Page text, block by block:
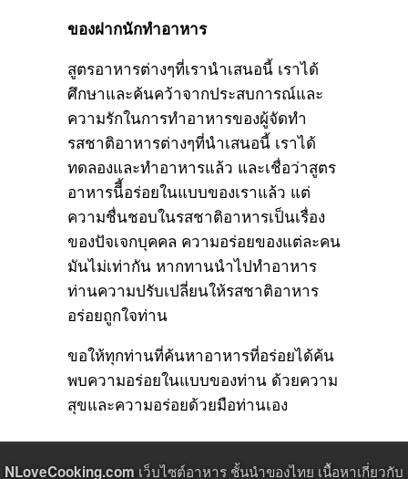
ของฝากนักทำอาหาร
สูตรอาหารต่างๆที่เรานำเสนอนี้ เราได้
ศึกษาและค้นคว้าจากประสบการณ์และ
ความรักในการทำอาหารของผู้จัดทำ
รสชาติอาหารต่างๆที่นำเสนอนี้ เราได้
ทดลองและทำอาหารแล้ว และเชื่อว่าสูตร
อาหารนีี้อร่อยในแบบของเราแล้ว แต่
ความชื่นชอบในรสชาติอาหารเป็นเรื่อง
ของปัจเจกบุคคล ความอร่อยของแต่ละคน
มันไม่เท่ากัน หากทานนำไปทำอาหาร
ท่านความปรับเปลี่ยนให้รสชาติอาหาร
อร่อยถูกใจท่าน
ขอให้ทุกท่านที่ค้นหาอาหารที่อร่อยได้ค้น
พบความอร่อยในแบบของท่าน ด้วยความ
สุขและความอร่อยด้วยมือท่านเอง
NLoveCooking.com เว็บไซต์อาหาร ชั้นนำของไทย เนื้อหาเกี่ยวกับ